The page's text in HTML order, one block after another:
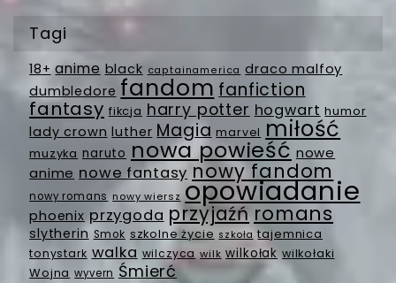
Tagi
18+ anime black captainamerica draco malfoy
dumbledore fandom fanfiction
fantasy fikcja harry potter hogwart humor
lady crown luther Magia marvel miłość
muzyka naruto nowa powieść nowe
anime nowe fantasy nowy fandom
nowy romans nowy wiersz opowiadanie
phoenix przygoda przyjaźń romans
slytherin Smok szkolne życie szkoła tajemnica
tonystark walka wilczyca wilk wilkołak wilkołaki
Wojna wyvern Śmierć